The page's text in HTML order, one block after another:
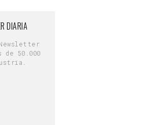
DIARIA
de 50.000